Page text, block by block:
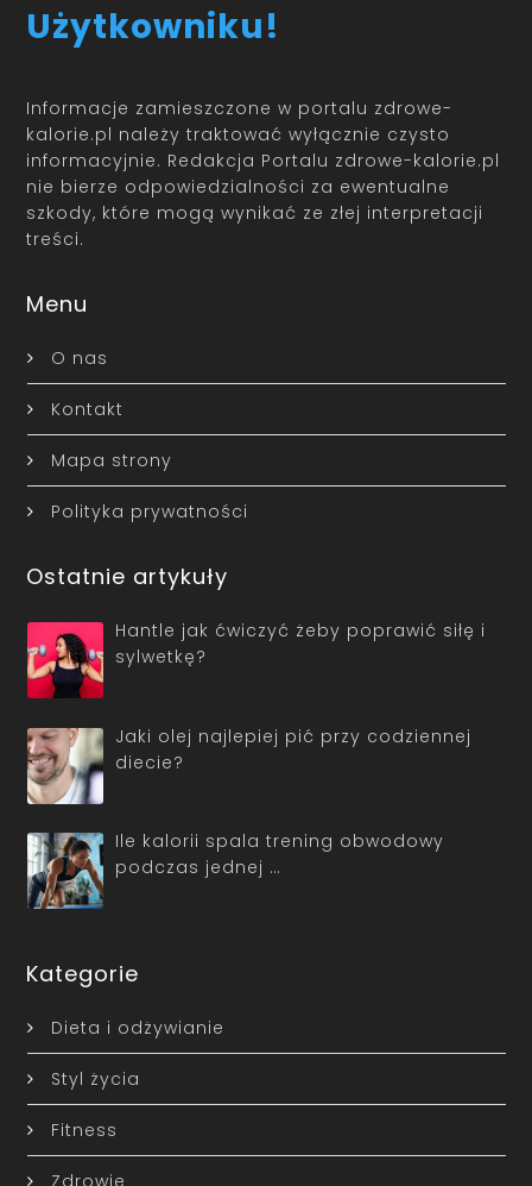
Użytkowniku!
Informacje zamieszczone w portalu zdrowe-
kalorie.pl należy traktować wyłącznie czysto
informacyjnie. Redakcja Portalu zdrowe-kalorie.pl
nie bierze odpowiedzialności za ewentualne
szkody, które mogą wynikać ze złej interpretacji
treści.
Menu
O nas
Kontakt
Mapa strony
Polityka prywatności
Ostatnie artykuły
Hantle jak ćwiczyć żeby poprawić siłę i
sylwetkę?
Jaki olej najlepiej pić przy codziennej
diecie?
Ile kalorii spala trening obwodowy
podczas jednej …
Kategorie
Dieta i odżywianie
Styl życia
Fitness
Zdrowie